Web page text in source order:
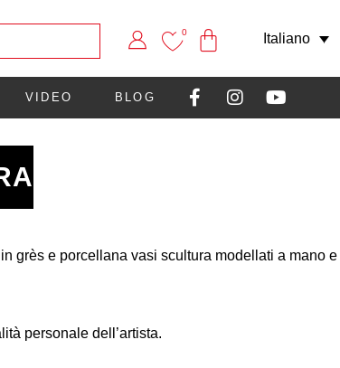
0 Italiano
VIDEO BLOG
grès e porcellana vasi scultura modellati a mano e
personale dell’artista.